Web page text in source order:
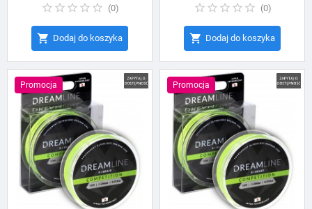
(0)
 Dodaj do koszyka
(0)
 Dodaj do koszyka
Promocja Promocja